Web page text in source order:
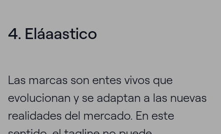
4. Eláaastico
Las marcas son entes vivos que
evolucionan y se adaptan a las nuevas
realidades del mercado. En este